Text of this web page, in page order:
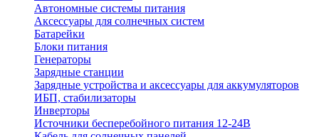
Автономные системы питания
Аксессуары для солнечных систем
Батарейки
Блоки питания
Генераторы
Зарядные станции
Зарядные устройства и аксессуары для аккумуляторов
ИБП, стабилизаторы
Инверторы
Источники бесперебойного питания 12-24В